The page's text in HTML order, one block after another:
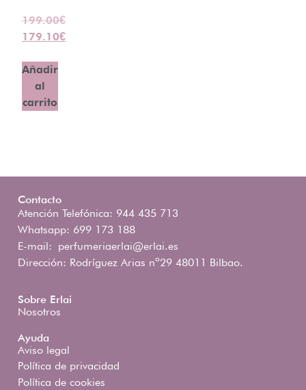
199.00€
179.10€
Añadir
al
carrito
Contacto
Atención Telefónica: 944 435 713
Whatsapp: 699 173 188
E-mail: perfumeriaerlai@erlai.es
Dirección: Rodríguez Arias nº29 48011 Bilbao.
Sobre Erlai
Nosotros
Ayuda
Aviso legal
Política de privacidad
Política de cookies